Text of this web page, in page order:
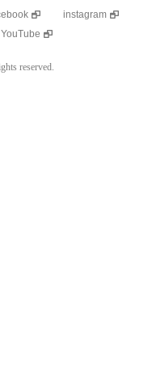
instagram
YouTube
reserved.